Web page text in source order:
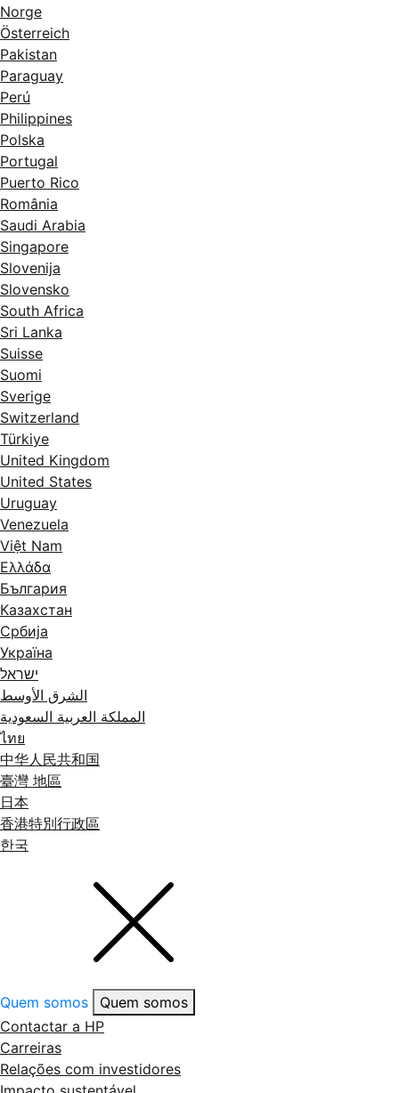
Norge
Österreich
Pakistan
Paraguay
Perú
Philippines
Polska
Portugal
Puerto Rico
România
Saudi Arabia
Singapore
Slovenija
Slovensko
South Africa
Sri Lanka
Suisse
Suomi
Sverige
Switzerland
Türkiye
United Kingdom
United States
Uruguay
Venezuela
Việt Nam
Ελλάδα
България
Казахстан
Србија
Україна
ישראל
الشرق الأوسط
المملكة العربية السعودية
ไทย
中华人民共和国
臺灣 地區
日本
香港特別行政區
한국
Quem somos
Quem somos
Contactar a HP
Carreiras
Relações com investidores